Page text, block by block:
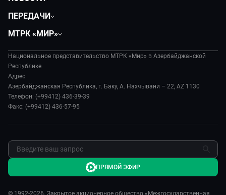
Экономика
Происшествия
Наука и технологии
Культура
Спорт
ПЕРЕДАЧИ
Евразия. Культурно
Евразия. Регионы
Наши иностранцы
Пять причин поехать в...
Сделано в Содружестве
Я – волонтер
МТРК «МИР»
История
Руководство
Лица мира
Новости
Реклама
Обратная связь
Национальное представительство МТРК «Мир» в Азербайджанской
Республике
Адрес:
Азербайджанская Республика, г. Баку, А. Нахчывани – 22, AZ 1130
Телефон: (+99412) 436-39-39
Факс: (+99412) 436-57-95
© 1992-2026. Закрытое акционерное общество «Межгосударственная
ПРЯМОЙ ЭФИР